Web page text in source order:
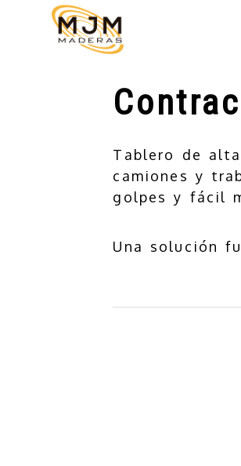
Tablero de
camiones y
golpes y fácil
Una solución